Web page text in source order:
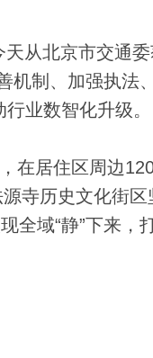
从北京市交通
机制、加强执法
业数智化升级。
居住区周边
寺历史文化街
全域“静”下来，